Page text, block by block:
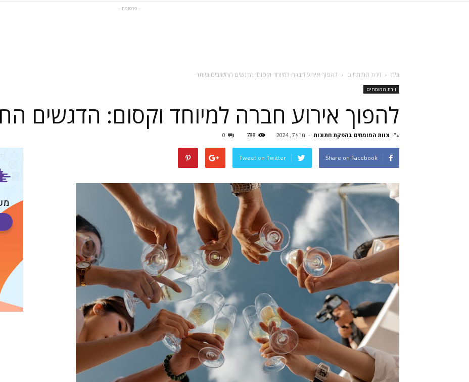
פורטל
- פרסומת -
בית זירת המומחים להפוך אירוע חברה למיוחד וקסום: הדגשים החשובים ביותר
זירת המומחים
להפוך אירוע חברה למיוחד וקסום: הדגשים
ע"י צוות המומחים בהפקת חתונות - מרץ 7, 2024 788
0
Share on Facebook
Tweet on Twitter